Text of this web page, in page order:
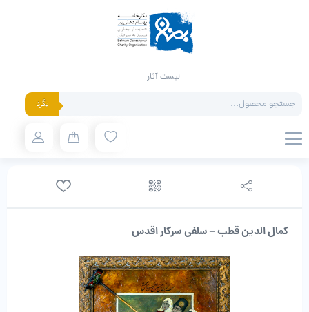
لیست آثار
search بگرد
کمال الدین قطب – سلفی سرکار اقدس